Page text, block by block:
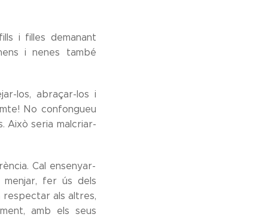
i filles demanant
i nenes també
los, abraçar-los i
No confongueu
Això seria malcriar-
Cal ensenyar-
menjar, fer ús dels
respectar als altres,
amb els seus